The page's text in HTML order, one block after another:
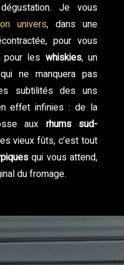
Je vous
univers, dans une
pour vous
pour les whiskies, un
ne manquera pas
subtilités des uns
effet infinies : de la
aux rhums sud-
vieux fûts, c’est tout
qui vous attend,
du fromage.